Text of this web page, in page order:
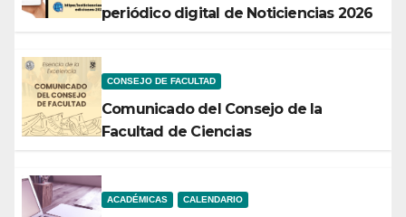
periódico digital de Noticiencias 2026
CONSEJO DE FACULTAD
Comunicado del Consejo de la
Facultad de Ciencias
ACADÉMICAS CALENDARIO